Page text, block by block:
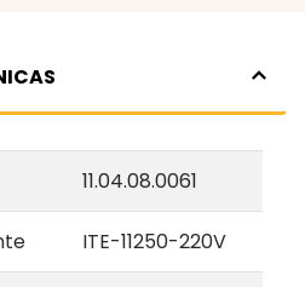
11.04.08.0061
ITE-11250-220V